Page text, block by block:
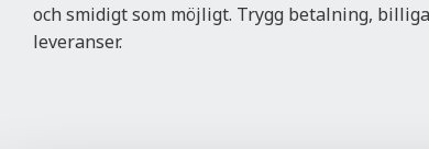
och smidigt som möjligt. Trygg betalning,
leveranser.